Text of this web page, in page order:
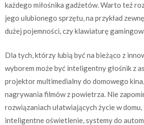
każdego miłośnika gadżetów. Warto też
jego ulubionego sprzętu, na przykład
dużej pojemności, czy klawiaturę
Dla tych, którzy lubią być na bieżąco z
wyborem może być inteligentny głośnik z
projektor multimedialny do domowego
nagrywania filmów z powietrza. Nie
rozwiązaniach ułatwiających życie w
inteligentne oświetlenie, systemy do